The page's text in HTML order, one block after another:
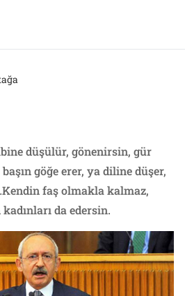
düşülür, gönenirsin, gür
göğe erer, ya diline düşer,
faş olmakla kalmaz,
da edersin.